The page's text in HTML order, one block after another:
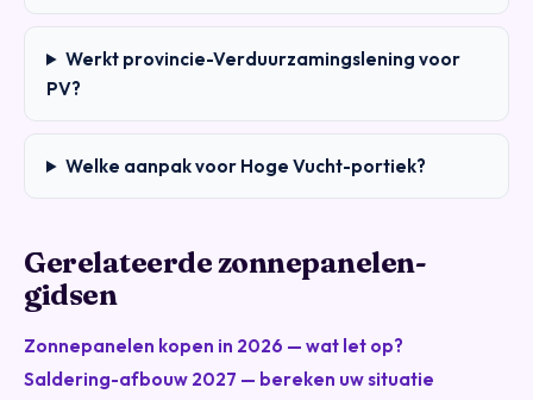
Werkt provincie-Verduurzamingslening voor
PV?
Welke aanpak voor Hoge Vucht-portiek?
Gerelateerde zonnepanelen-
gidsen
Zonnepanelen kopen in 2026 — wat let op?
Saldering-afbouw 2027 — bereken uw situatie